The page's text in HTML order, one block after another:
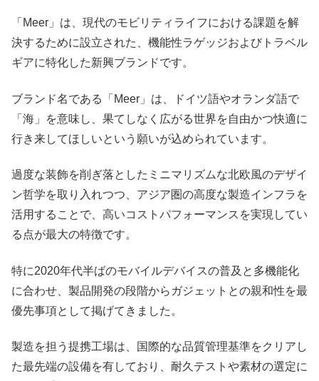
「Meer」は、現代のモビリティライフにおける課題を解
決するために設立された、機能性ラゲッジおよびトラベル
ギアに特化した新興ブランドです。
ブランド名である「Meer」は、ドイツ語やオランダ語で
「海」を意味し、果てしなく広がる世界を自由かつ快適に
行き来してほしいという願いが込められています。
過度な装飾を削ぎ落としたミニマリズムな北欧風のデザイ
ン哲学を取り入れつつ、アジア圏の高度な製造インフラを
活用することで、高いコストパフォーマンスを実現してい
る点が最大の特徴です。
特に2020年代半ばのモバイルデバイスの普及と多機能化
に合わせ、製品開発の段階からガジェットとの親和性を最
優先事項として掲げてきました。
製造を担う提携工場は、国際的な品質管理基準をクリアし
た最先端の設備を有しており、耐久テストや素材の選定に